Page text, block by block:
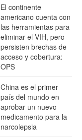
El continente
americano cuenta con
las herramientas para
eliminar el VIH, pero
persisten brechas de
acceso y cobertura:
OPS
China es el primer
país del mundo en
aprobar un nuevo
medicamento para la
narcolepsia